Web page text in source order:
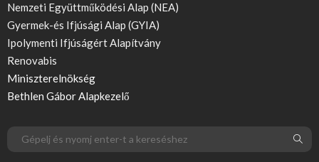
Nemzeti Együttműködési Alap (NEA)
Gyermek-és Ifjúsági Alap (GYIA)
Ipolymenti Ifjúságért Alapítvány
Renovabis
Miniszterelnökség
Bethlen Gábor Alapkezelő